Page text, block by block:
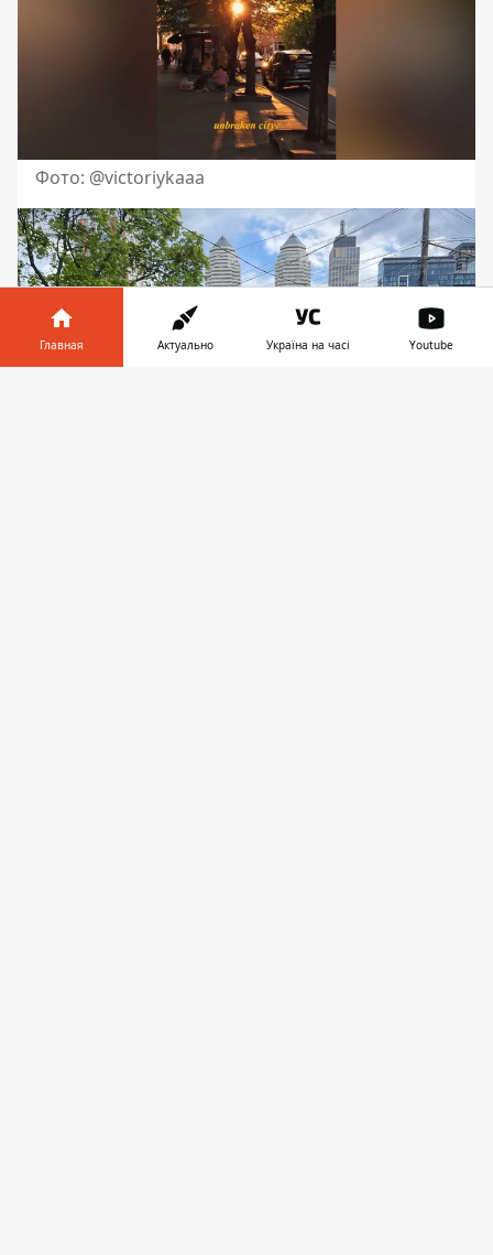
Фото: @victoriykaaa
Главная Актуально Україна на часі Youtube